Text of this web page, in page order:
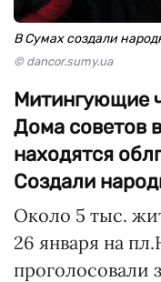
В Сумах создали
© dancor.sumy.ua
Митингующие
Дома советов
находятся
Создали
Около 5 тыс.
26 января на
проголосовали